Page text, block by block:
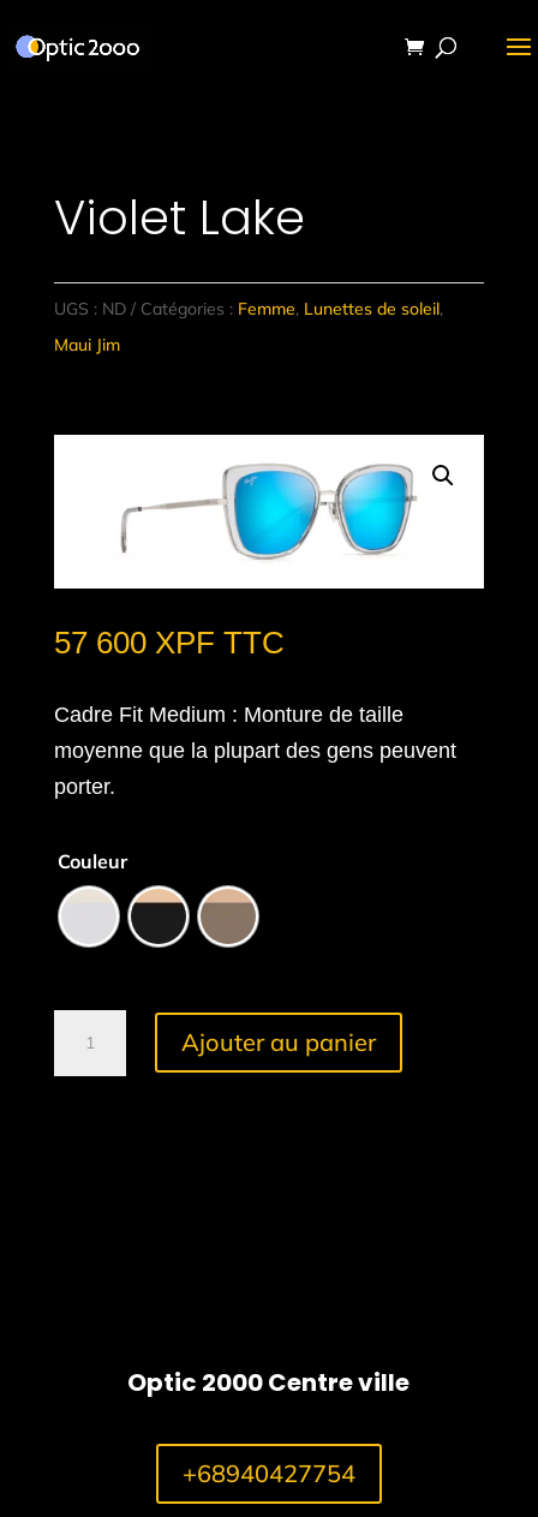
Violet Lake
UGS : ND Catégories : Femme, Lunettes de soleil,
Maui Jim
57 600 XPF TTC
Cadre Fit Medium : Monture de taille
moyenne que la plupart des gens peuvent
porter.
Couleur
Ajouter au panier
Optic 2000 Centre ville
+68940427754